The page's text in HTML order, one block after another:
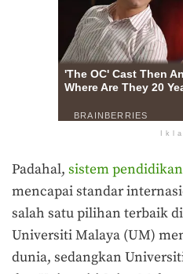
Padahal, sistem pendidikan
mencapai standar
salah satu pilihan terbaik
Universiti Malaya (UM)
dunia, sedangkan